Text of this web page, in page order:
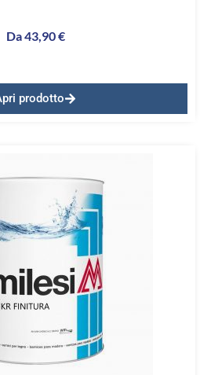
Da43,90€
prodotto